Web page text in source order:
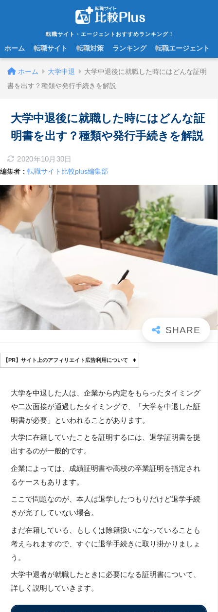
転職サイト・エージェントおすすめランキング！
ホーム 転職サイト 転職対策 ランキング 転職エージェント
ホーム 大学中退
大学中退後に就職した時にはどんな証明
書を出す？種類や発行手続きを解説
大学中退後に就職した時にはどんな証
明書を出す？種類や発行手続きを解説
2020年10月30日
編集者： 転職サイト比較plus編集部
【PR】サイト上のアフィリエイト広告利用について
大学を中退した人は、企業から内定をもらったタイミング
や二次面接が通過したタイミングで、「大学を中退した証
明書が必要」といわれることがあります。
大学に在籍していたことを証明するには、退学証明書を提
出するのが一般的です。
企業によっては、成績証明書や高校の卒業証明を指定され
るケースもあります。
ここで問題なのが、本人は退学したつもりだけど退学手続
きが完了していない場合。
まだ在籍している、もしくは除籍扱いになっていることも
考えられますので、すぐに退学手続きに取り掛かりましょ
う。
大学中退者が就職したときに必要になる証明書について、
詳しく説明していきます。